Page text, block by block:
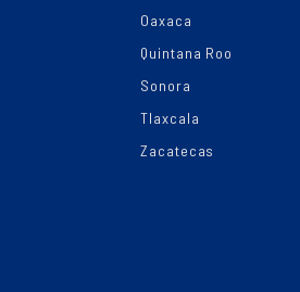
Oaxaca
Quintana Roo
Sonora
Tlaxcala
Zacatecas